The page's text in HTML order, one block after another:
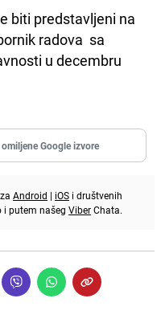
biti predstavljeni na
radova sa
u decembru
Google izvore
Android | iOS i društvenih
i putem našeg ViberChata.